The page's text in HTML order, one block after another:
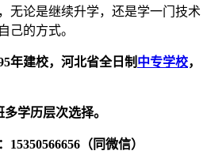
无论是继续升学，还是学一门技术
己的方式。
年建校，河北省全日制 中专学校，
学历层次选择。
（同微信）